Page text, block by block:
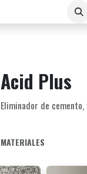
Acid Plus
Eliminador de
MATERIALES